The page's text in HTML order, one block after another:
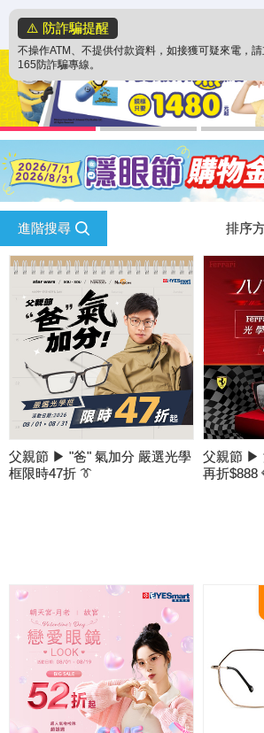
⚠️ 防詐騙提醒
不操作ATM、不提供付款資料，如接獲可疑來電，
165防詐騙專線。
進階搜尋 排序
父親節 ▶ "爸" 氣加分 嚴選光學
框限時47折 👔
父親節 ▶
再折$888